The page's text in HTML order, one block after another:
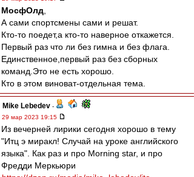
МосфОлд
А сами спортсмены сами и решат.
Кто-то поедет,а кто-то наверное откажется.
Первый раз что ли без гимна и без флага.
Единственное,первый раз без сборных
команд.Это не есть хорошо.
Кто в этом виноват-отдельная тема.
Mike Lebedev -
29 мар 2023 19:15
Из вечерней лирики сегодня хорошо в тему
"Итц э миракл! Случай на уроке английского
языка". Как раз и про Morning star, и про
Фредди Меркьюри